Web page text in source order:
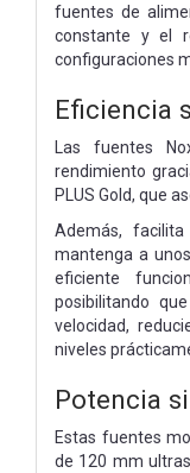
fuentes de
constante y el
configuraciones
Eficiencia
Las fuentes
rendimiento
PLUS Gold, que
Además,
mantenga a
eficiente
posibilitando
velocidad,
niveles
Potencia
Estas fuentes
de 120 mm